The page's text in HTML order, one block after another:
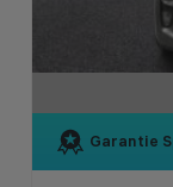
Garantie